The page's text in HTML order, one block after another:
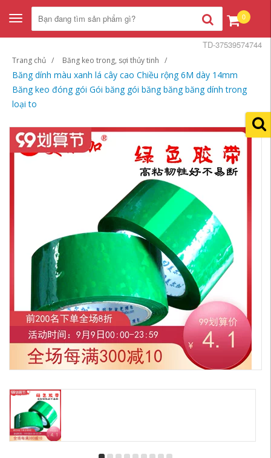
Toggle
navigation
0
Trang chủ Băng keo trong, sợi thủy tinh
Băng dính màu xanh lá cây cao Chiều rộng 6M dày 14mm
Băng keo đóng gói Gói băng gói băng băng băng dính trong
loại to
TD-37539574744